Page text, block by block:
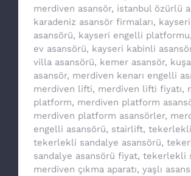
merdiven asansör, istanbul özürlü
karadeniz asansör firmaları,
asansörü, kayseri engelli platformu,
ev asansörü, kayseri kabinli
villa asansörü, kemer asansör,
asansör, merdiven kenarı engelli
merdiven lifti, merdiven lifti fiyatı,
platform, merdiven platform
merdiven platform asansörler,
engelli asansörü, stairlift,
tekerlekli sandalye asansörü,
sandalye asansörü fiyat, tekerlekli
merdiven çıkma aparatı, yaşlı